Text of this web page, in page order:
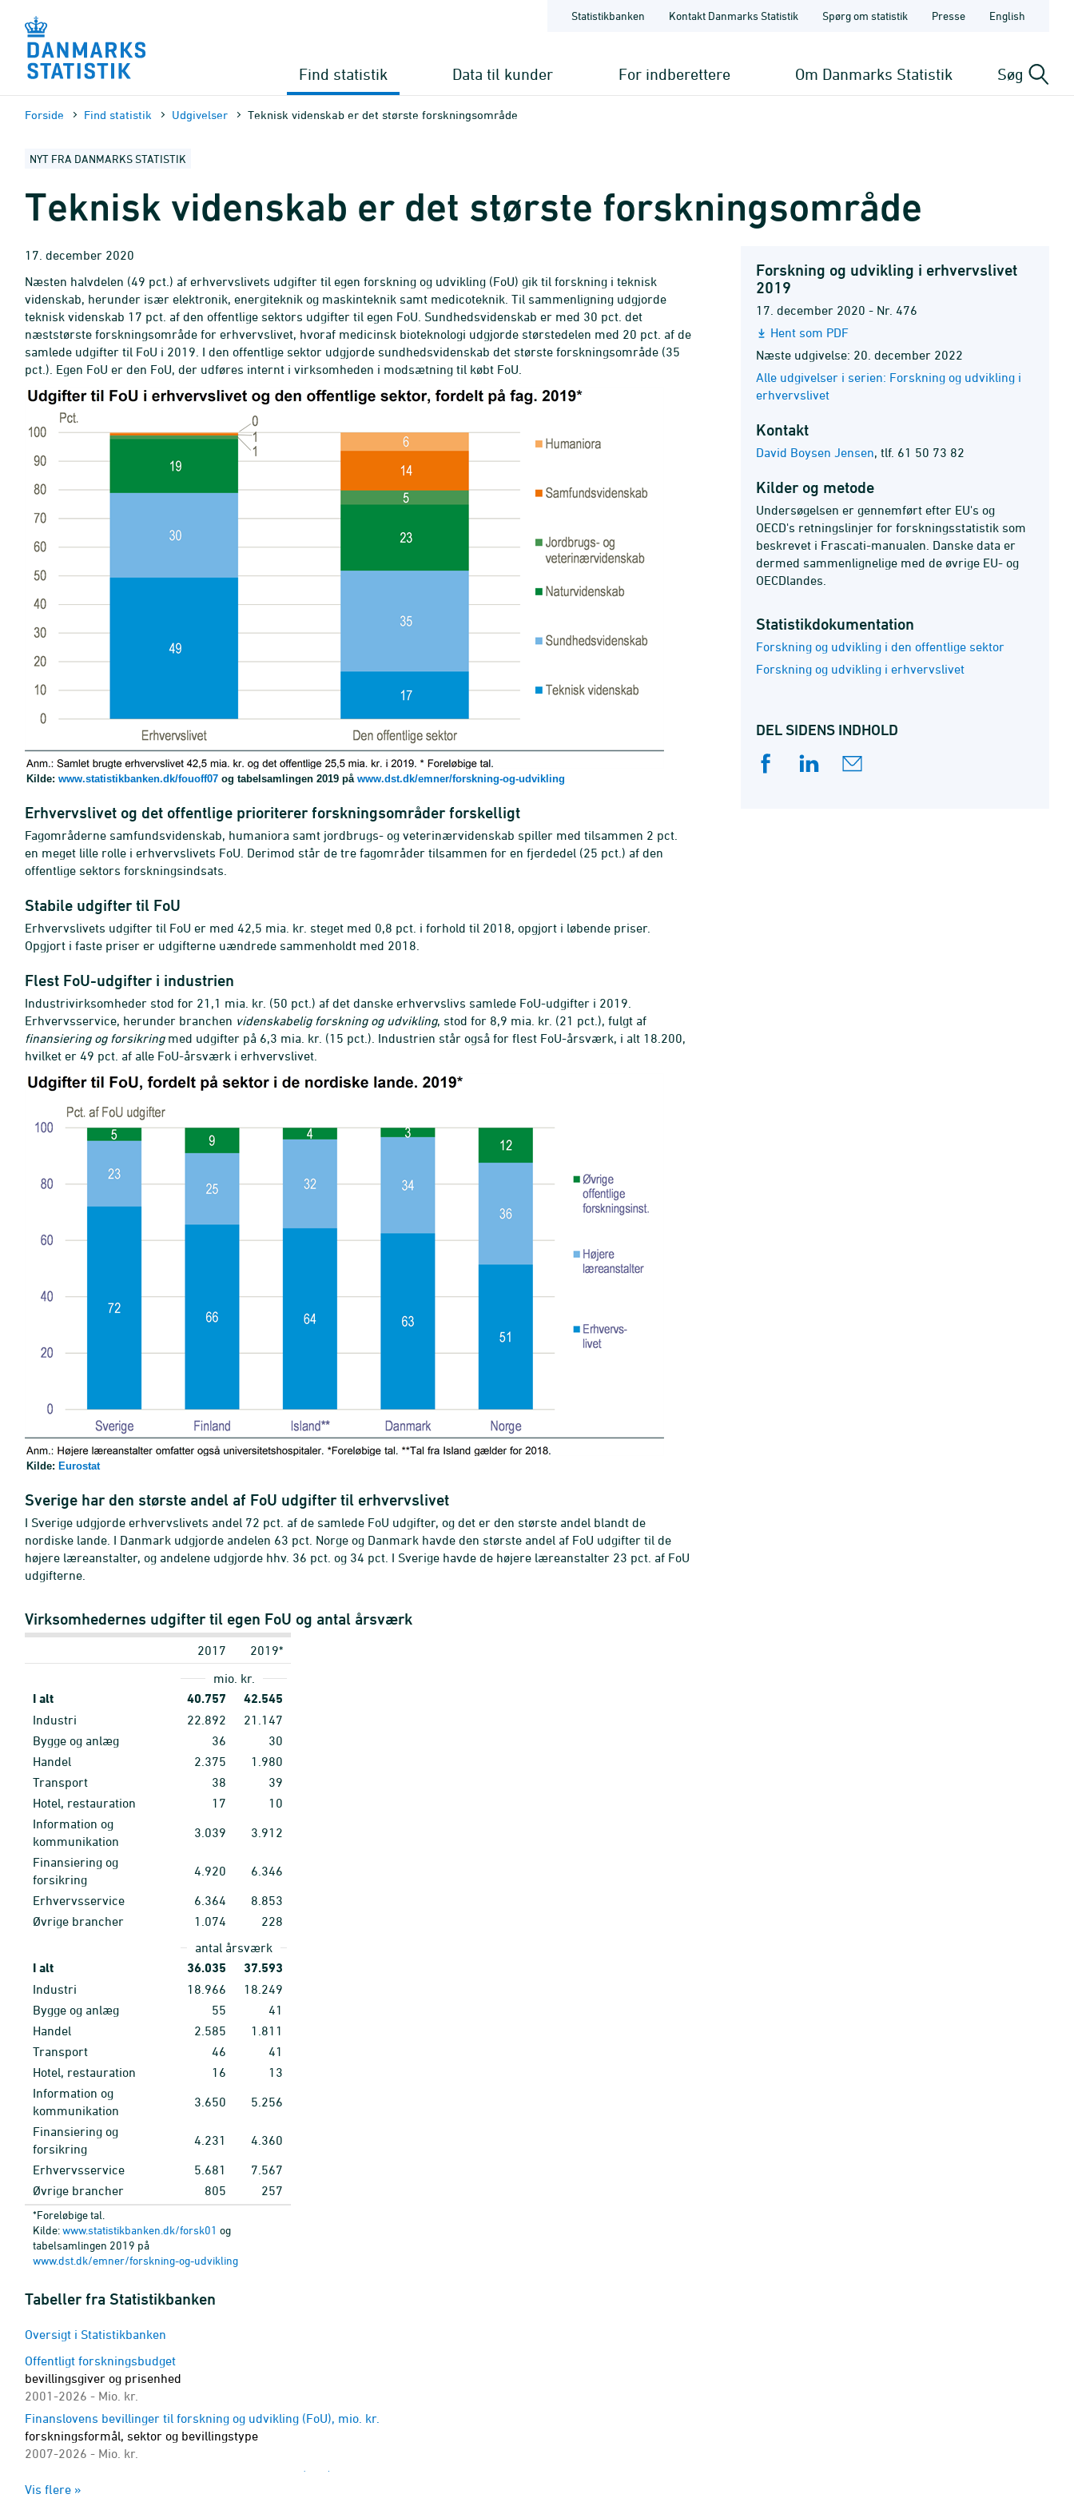
sidens
indhold
Statistikbanken Kontakt Danmarks Statistik Spørg om statistik Presse English
Find statistik Data til kunder For indberettere Om Danmarks Statistik Søg
Forside Find statistik Udgivelser Teknisk videnskab er det største forskningsområde
NYT FRA DANMARKS STATISTIK
Teknisk videnskab er det største forskningsområde
17. december 2020
Næsten halvdelen (49 pct.) af erhvervslivets udgifter til egen forskning og udvikling (FoU) gik til forskning i teknisk
videnskab, herunder især elektronik, energiteknik og maskinteknik samt medicoteknik. Til sammenligning udgjorde
teknisk videnskab 17 pct. af den offentlige sektors udgifter til egen FoU. Sundhedsvidenskab er med 30 pct. det
næststørste forskningsområde for erhvervslivet, hvoraf medicinsk bioteknologi udgjorde størstedelen med 20 pct. af de
samlede udgifter til FoU i 2019. I den offentlige sektor udgjorde sundhedsvidenskab det største forskningsområde (35
pct.). Egen FoU er den FoU, der udføres internt i virksomheden i modsætning til købt FoU.
Kilde: www.statistikbanken.dk/fouoff07 og tabelsamlingen 2019 på www.dst.dk/emner/forskning-og-udvikling
Erhvervslivet og det offentlige prioriterer forskningsområder forskelligt
Fagområderne samfundsvidenskab, humaniora samt jordbrugs- og veterinærvidenskab spiller med tilsammen 2 pct.
en meget lille rolle i erhvervslivets FoU. Derimod står de tre fagområder tilsammen for en fjerdedel (25 pct.) af den
offentlige sektors forskningsindsats.
Stabile udgifter til FoU
Erhvervslivets udgifter til FoU er med 42,5 mia. kr. steget med 0,8 pct. i forhold til 2018, opgjort i løbende priser.
Opgjort i faste priser er udgifterne uændrede sammenholdt med 2018.
Flest FoU-udgifter i industrien
Industrivirksomheder stod for 21,1 mia. kr. (50 pct.) af det danske erhvervslivs samlede FoU-udgifter i 2019.
Erhvervsservice, herunder branchen videnskabelig forskning og udvikling, stod for 8,9 mia. kr. (21 pct.), fulgt af
finansiering og forsikringmed udgifter på 6,3 mia. kr. (15 pct.). Industrien står også for flest FoU-årsværk, i alt 18.200,
hvilket er 49 pct. af alle FoU-årsværk i erhvervslivet.
Kilde: Eurostat
Sverige har den største andel af FoU udgifter til erhvervslivet
I Sverige udgjorde erhvervslivets andel 72 pct. af de samlede FoU udgifter, og det er den største andel blandt de
nordiske lande. I Danmark udgjorde andelen 63 pct. Norge og Danmark havde den største andel af FoU udgifter til de
højere læreanstalter, og andelene udgjorde hhv. 36 pct. og 34 pct. I Sverige havde de højere læreanstalter 23 pct. af FoU
udgifterne.
Virksomhedernes udgifter til egen FoU og antal årsværk
2017
2019*
mio. kr.
I alt 40.757 42.545
Industri 22.892
21.147
Bygge og anlæg
36
30
Handel
2.375
1.980
Transport
38
39
Hotel, restauration
17
10
Information og
kommunikation
3.039 3.912
Finansiering og
forsikring
4.920 6.346
Erhvervsservice 6.364
8.853
Øvrige brancher
1.074
228
antal årsværk
I alt 36.035 37.593
Industri 18.966
18.249
Bygge og anlæg
55
41
Handel
2.585
1.811
Transport
46
41
Hotel, restauration
16
13
Information og
kommunikation
3.650 5.256
Finansiering og
forsikring
4.231 4.360
Erhvervsservice 5.681
7.567
Øvrige brancher
805 257
*Foreløbige tal.
Kilde:www.statistikbanken.dk/forsk01 og
tabelsamlingen 2019 på
www.dst.dk/emner/forskning-og-udvikling
Forskning og udvikling i erhvervslivet
2019
17. december 2020 - Nr. 476
Hent som PDF
Næste udgivelse: 20. december 2022
Alle udgivelser i serien: Forskning og udvikling i
erhvervslivet
Kontakt
David Boysen Jensen, tlf. 61 50 73 82
Kilder og metode
Undersøgelsen er gennemført efter EU's og
OECD's retningslinjer for forskningsstatistik som
beskrevet i Frascati-manualen. Danske data er
dermed sammenlignelige med de øvrige EU- og
OECDlandes.
Statistik­dokumentation
Forskning og udvikling i den offentlige sektor
Forskning og udvikling i erhvervslivet
DEL SIDENS INDHOLD
Tabeller fra Statistikbanken
Oversigt i Statistikbanken
Offentligt forskningsbudget
bevillingsgiver og prisenhed
2001-2026 - Mio. kr.
Finanslovens bevillinger til forskning og udvikling (FoU), mio. kr.
forskningsformål, sektor og bevillingstype
2007-2026 - Mio. kr.
Finanslovens bevillinger til forskning og udvikling (FoU) mio. kr.
sektor og bevillingstype
Vis flere »